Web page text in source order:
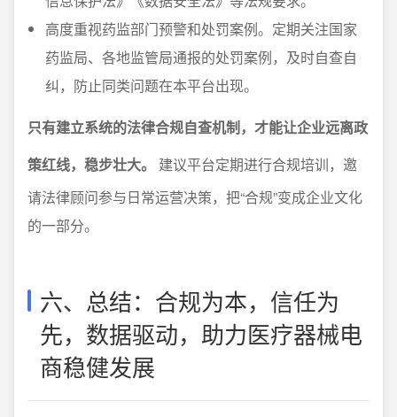
高度重视药监部门预警和处罚案例。定期关注国家
药监局、各地监管局通报的处罚案例，及时自查自
纠，防止同类问题在本平台出现。
只有建立系统的法律合规自查机制，才能让企业远离政
策红线，稳步壮大。
建议平台定期进行合规培训，邀
请法律顾问参与日常运营决策，把“合规”变成企业文化
的一部分。
六、总结：合规为本，信任为
先，数据驱动，助力医疗器械电
商稳健发展